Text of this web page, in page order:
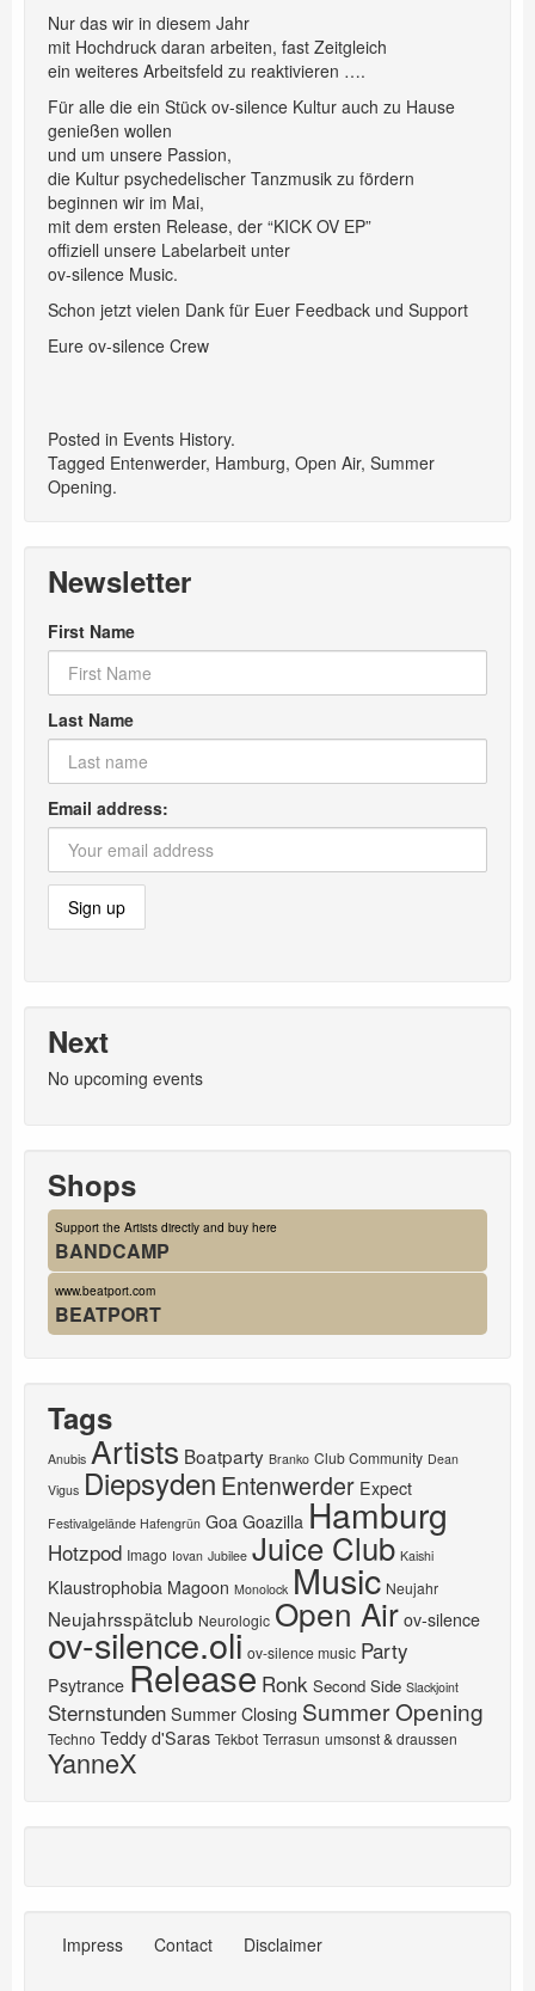
Nur das wir in diesem Jahr
mit Hochdruck daran arbeiten, fast Zeitgleich
ein weiteres Arbeitsfeld zu reaktivieren ….
Für alle die ein Stück ov-silence Kultur auch zu Hause
genießen wollen
und um unsere Passion,
die Kultur psychedelischer Tanzmusik zu fördern
beginnen wir im Mai,
mit dem ersten Release, der “KICK OV EP”
offiziell unsere Labelarbeit unter
ov-silence Music.
Schon jetzt vielen Dank für Euer Feedback und Support
Eure ov-silence Crew
Posted in Events History.
Tagged Entenwerder, Hamburg, Open Air, Summer
Opening.
Newsletter
First Name
Last Name
Email address:
Next
No upcoming events
Shops
Support the Artists directly and buy here
BANDCAMP
www.beatport.com
BEATPORT
Tags
Anubis Artists Boatparty Branko Club Community Dean
Vigus Diepsyden Entenwerder Expect
Festivalgelände Hafengrün Goa Goazilla Hamburg
Hotzpod Imago Iovan Jubilee Juice Club Kaishi
Klaustrophobia Magoon Monolock Music Neujahr
Neujahrsspätclub Neurologic Open Air ov-silence
ov-silence.oli ov-silence music Party
Psytrance Release Ronk Second Side Slackjoint
Sternstunden Summer Closing Summer Opening
Techno Teddy d'Saras Tekbot Terrasun umsonst & draussen
YanneX
Impress Contact Disclaimer